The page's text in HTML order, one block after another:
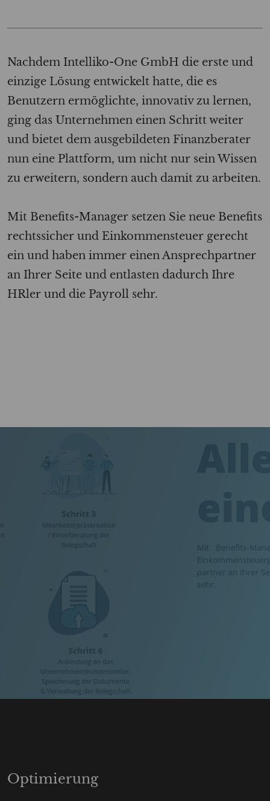
Nachdem Intelliko-One GmbH die erste und
einzige Lösung entwickelt hatte, die es
Benutzern ermöglichte, innovativ zu lernen,
ging das Unternehmen einen Schritt weiter
und bietet dem ausgebildeten Finanzberater
nun eine Plattform, um nicht nur sein Wissen
zu erweitern, sondern auch damit zu arbeiten.
Mit Benefits-Manager setzen Sie neue Benefits
rechtssicher und Einkommensteuer gerecht
ein und haben immer einen Ansprechpartner
an Ihrer Seite und entlasten dadurch Ihre
HRler und die Payroll sehr.
Optimierung